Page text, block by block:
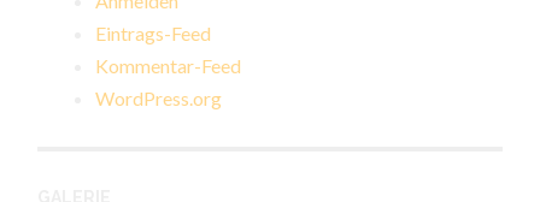
Eintrags-Feed
Kommentar-Feed
WordPress.org